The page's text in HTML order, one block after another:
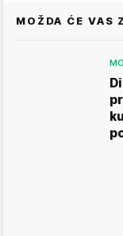
MOŽDA ĆE VAS